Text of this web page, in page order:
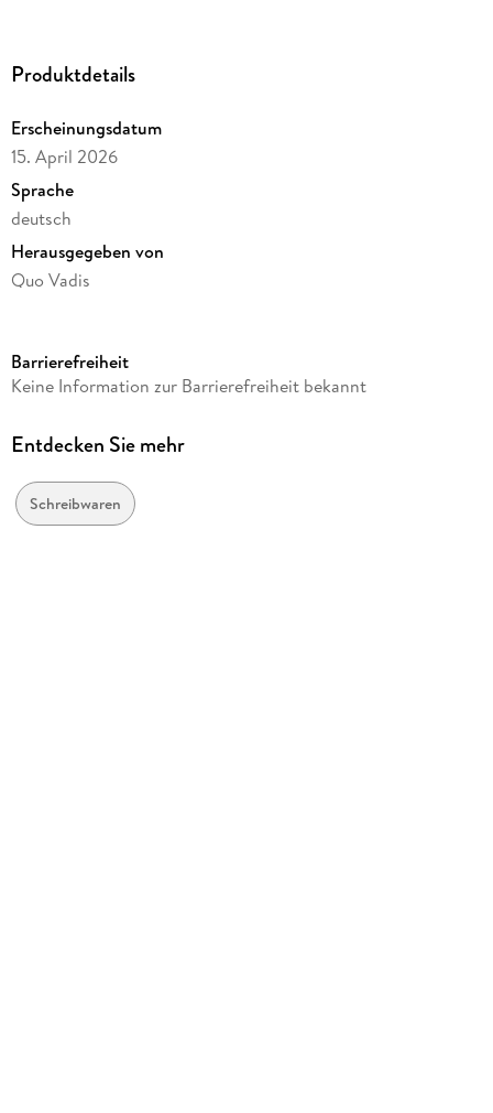
Produktdetails
Erscheinungsdatum
15. April 2026
Sprache
deutsch
Herausgegeben von
Quo Vadis
Produktart
Gewicht
Größe (L/B/H)
171/121/22 mm
Barrierefreiheit
Keine Information zur Barrierefreiheit bekannt
Entdecken Sie mehr
Schreibwaren